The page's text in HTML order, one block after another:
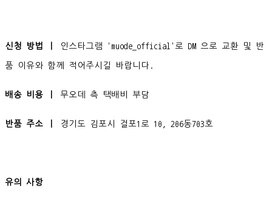
신청 방법 ㅣ 인스타그램 'muode_official'로 DM 으로 교환 및 반
품 이유와 함께 적어주시길 바랍니다.
배송 비용 ㅣ 무오데 측 택배비 부담
반품 주소 ㅣ 경기도 김포시 걸포1로 10, 206동703호
유의 사항